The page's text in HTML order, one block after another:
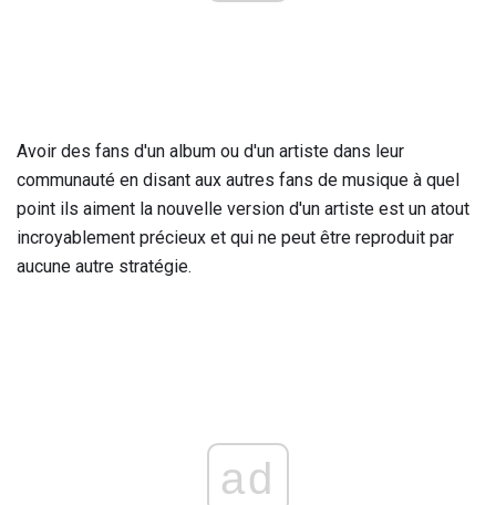
Avoir des fans d'un album ou d'un artiste dans leur
communauté en disant aux autres fans de musique à quel
point ils aiment la nouvelle version d'un artiste est un atout
incroyablement précieux et qui ne peut être reproduit par
aucune autre stratégie.
ad